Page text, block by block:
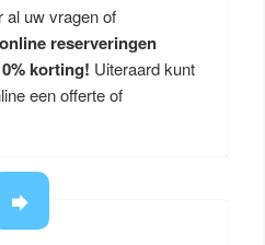
al uw vragen of
reserveringen
korting! Uiteraard kunt
een offerte of